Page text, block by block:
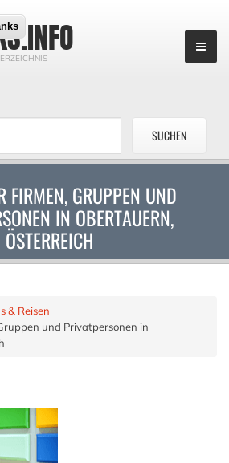
FIRMEN, GRUPPEN UND
IN OBERTAUERN,
ÖSTERREICH
& Reisen
und Privatpersonen in